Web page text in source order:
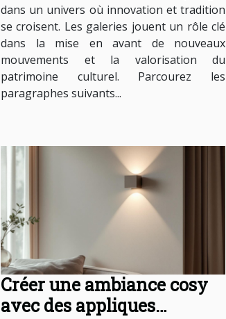
dans un univers où innovation et tradition
se croisent. Les galeries jouent un rôle clé
dans la mise en avant de nouveaux
mouvements et la valorisation du
patrimoine culturel. Parcourez les
paragraphes suivants...
Créer une ambiance cosy
avec des appliques